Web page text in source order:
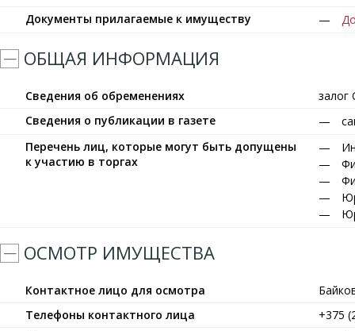
Документы прилагаемые к имуществу
ОБЩАЯ ИНФОРМАЦИЯ
Сведения об обременениях
Сведения о публикации в газете
Перечень лиц, которые могут быть допущены
к участию в торгах
ОСМОТР ИМУЩЕСТВА
Контактное лицо для осмотра
Телефоны контактного лица
+375